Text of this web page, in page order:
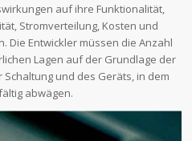
auf ihre Funktionalität,
Stromverteilung, Kosten und
Die Entwickler müssen die Anzahl
Lagen auf der Grundlage der
und des Geräts, in dem
abwägen.